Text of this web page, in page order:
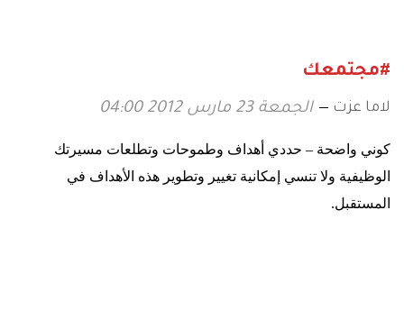
#مجتمعك
لاما عزت الجمعة 23 مارس 2012 04:00
كوني واضحة – حددي أهداف وطموحات وتطلعات مسيرتك
الوظيفية ولا تنسي إمكانية تغيير وتطوير هذه الأهداف في
المستقبل.